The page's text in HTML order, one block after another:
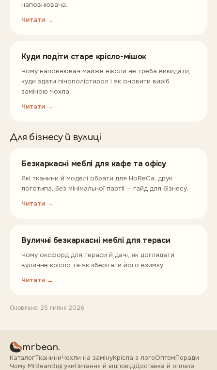
наповнювача.
Читати →
Куди подіти старе крісло-мішок
Чому наповнювач майже ніколи не треба викидати,
куди здати пінополістирол і як оновити виріб
заміною чохла.
Читати →
Для бізнесу й вулиці
Безкаркасні меблі для кафе та офісу
Які тканини й моделі обрати для HoReCa, друк
логотипа, без мінімальної партії — гайд для бізнесу.
Читати →
Вуличні безкаркасні меблі для тераси
Чому оксфорд для тераси й дачі, як доглядати
вуличне крісло та як зберігати його взимку.
Читати →
Оновлено: 25 липня 2026
mrbean.
КаталогТканиниЧохли на замінуКрісла з логоОптомПоради
Чому MrBeanВідгукиПитання й відповідіДоставка й оплата